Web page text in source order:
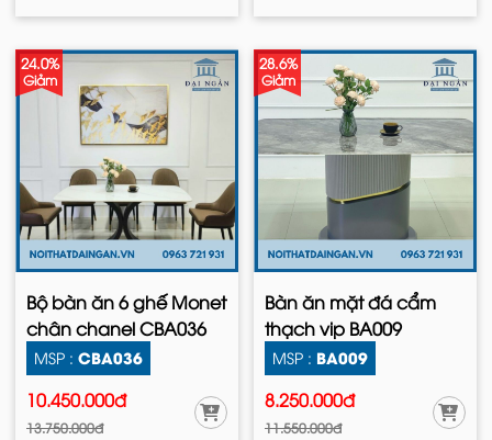
24.0%
Giảm
Bộ bàn ăn 6 ghế Monet
chân chanel CBA036
MSP : CBA036
10.450.000đ
13.750.000đ
28.6%
Giảm
Bàn ăn mặt đá cẩm
thạch vip BA009
MSP : BA009
8.250.000đ
11.550.000đ